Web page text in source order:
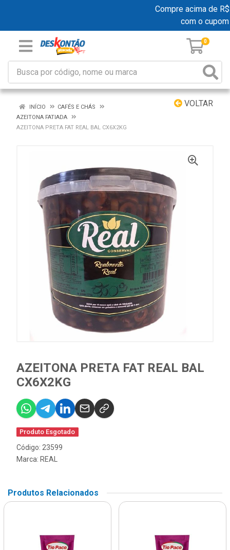
Compre acima de
com o cupom
0
VOLTAR
INÍCIO
CAFÉS E CHÁS
AZEITONA FATIADA
AZEITONA PRETA FAT REAL BAL CX6X2KG
AZEITONA PRETA FAT REAL BAL
CX6X2KG
Produto Esgotado
Código: 23599
Marca: REAL
Produtos Relacionados